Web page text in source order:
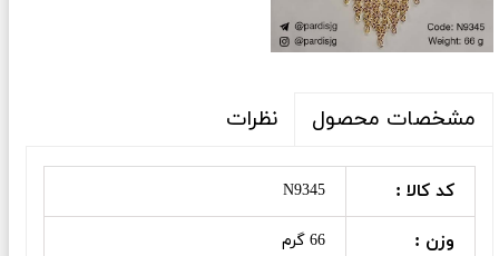
مشخصات محصول نظرات
کد کالا : N9345
وزن : 66 گرم